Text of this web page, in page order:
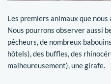
Les premiers animaux que
Nous pourrons observer aussi
pêcheurs, de nombreux
hôtels), des buffles, des
malheureusement), une girafe.